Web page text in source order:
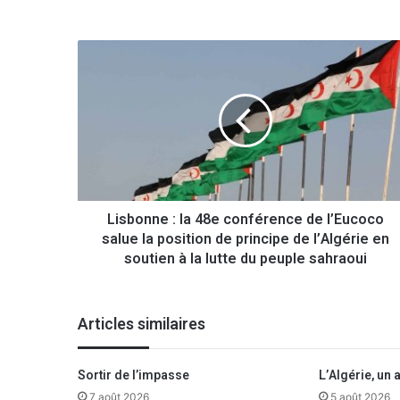
:
o
n
f
Lisbonne : la 48e conférence de l’Eucoco
salue la position de principe de l’Algérie en
soutien à la lutte du peuple sahraoui
Articles similaires
Sortir de l’impasse
7 août 2026
L’Algérie, un
5 août 2026